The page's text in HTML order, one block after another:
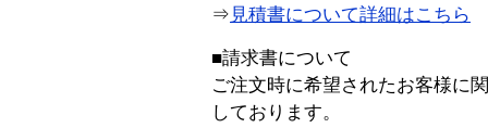
⇒ 見積書について詳細はこちら
■請求書について
ご注文時に希望されたお客様に
しております。